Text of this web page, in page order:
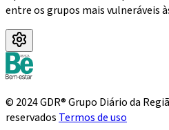
entre os grupos mais vulneráveis
© 2024 GDR® Grupo Diário da
reservados Termos de uso